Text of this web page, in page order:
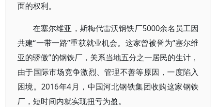
面的权利。
在塞尔维亚，斯梅代雷沃钢铁厂5000余名员工因
共建“一带一路”重获就业机会。这家曾被誉为“塞尔维
亚的骄傲”的钢铁厂，关系当地五分之一居民的生计，
由于国际市场竞争激烈、管理不善等原因，一度陷入
困境。2016年4月，中国河北钢铁集团收购这家钢铁
厂，短时间内就实现扭亏为盈。